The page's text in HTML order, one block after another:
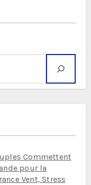
Commettent
pour la
Vent, Stress